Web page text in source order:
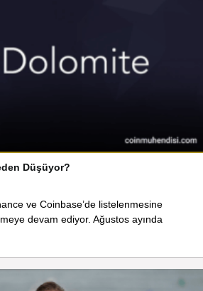
Düşüyor?
ve Coinbase’de listelenmesine
devam ediyor. Ağustos ayında